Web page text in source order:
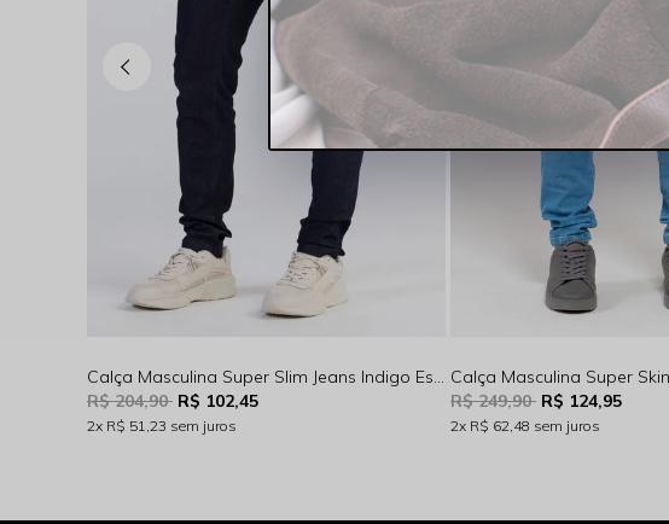
R$ 204,90 R$ 102,45
2x R$ 51,23 sem juros
R$ 249,90 R$ 124,95
2x R$ 62,48 sem juros